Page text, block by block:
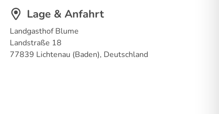
Lage & Anfahrt
Landgasthof Blume
Landstraße 18
77839 Lichtenau (Baden), Deutschland